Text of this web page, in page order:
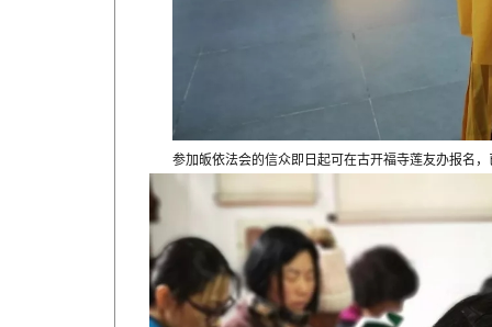
参加皈依法会的信众即日起可在古开福寺莲友办报名